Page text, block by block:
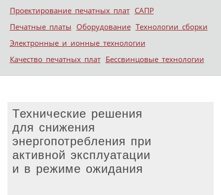
Проектирование печатных плат САПР
Печатные платы Оборудование Технологии сборки
Электронные и ионные технологии
Качество печатных плат Бессвинцовые технологии
Технические решения
для снижения
энергопотребления при
активной эксплуатации
и в режиме ожидания